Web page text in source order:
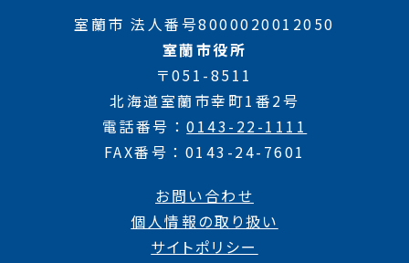
室蘭市 法人番号8000020012050
室蘭市役所
〒051-8511
北海道室蘭市幸町1番2号
電話番号
0143-22-1111
FAX番号
0143-24-7601
お問い合わせ
個人情報の取り扱い
サイトポリシー